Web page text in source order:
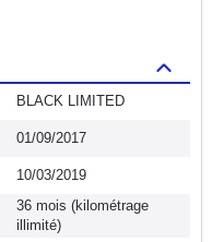
BLACK LIMITED
01/09/2017
10/03/2019
36 mois (kilométrage
illimité)